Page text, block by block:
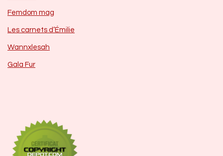
Femdom mag
Les carnets d’Émilie
Wannxlesah
Gala Fur